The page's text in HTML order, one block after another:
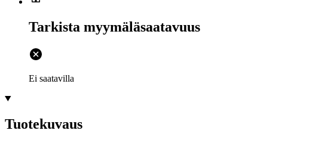
Tarkista myymäläsaatavuus
Ei saatavilla
Tuotekuvaus